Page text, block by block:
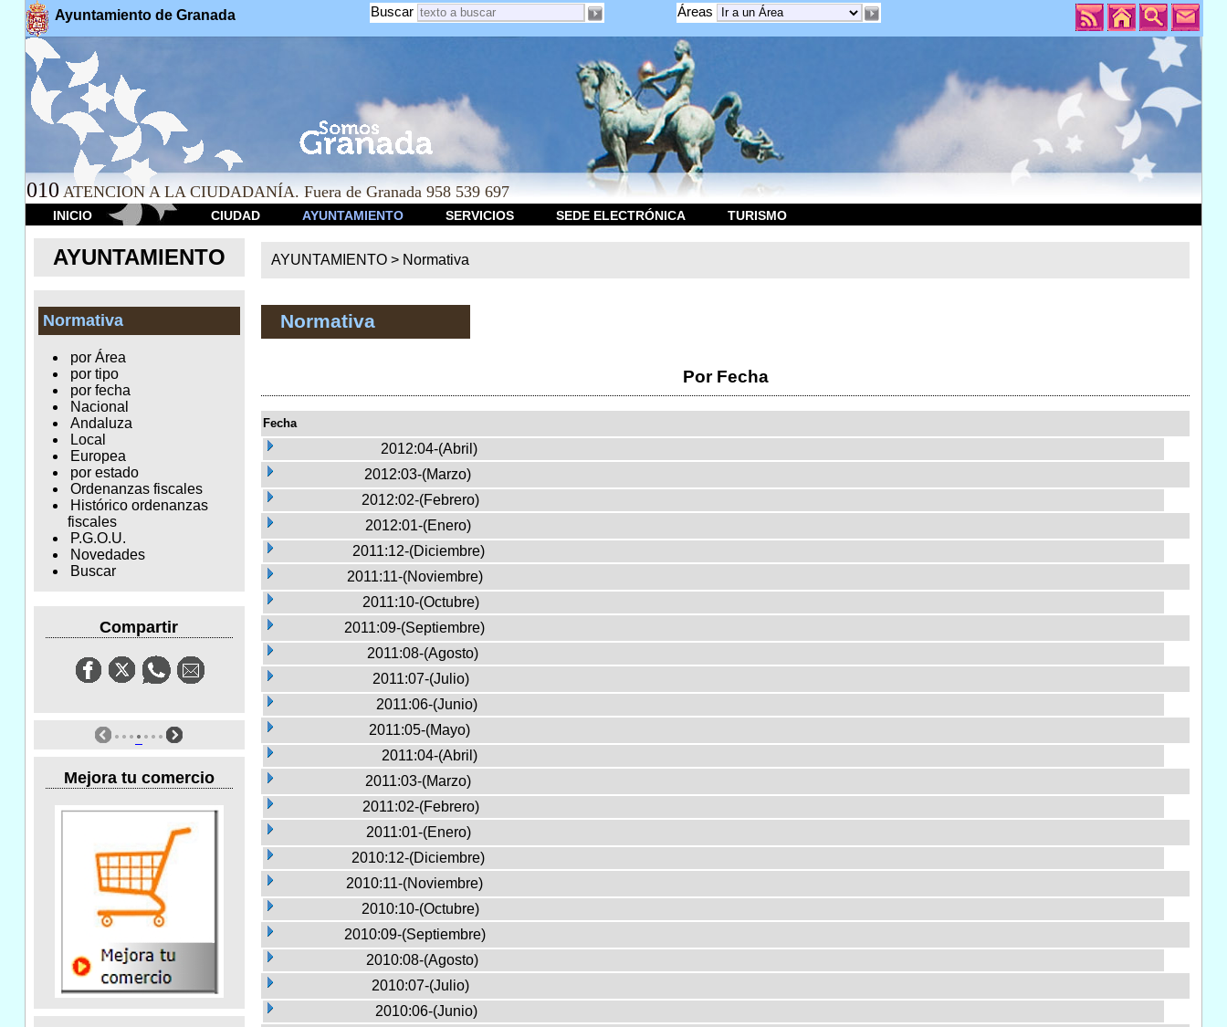
Ayuntamiento de Granada Áreas
Buscar
010 ATENCION A LA CIUDADANÍA. Fuera de Granada 958 539 697
INICIO CIUDAD AYUNTAMIENTO SERVICIOS SEDE ELECTRÓNICA TURISMO
AYUNTAMIENTO
Normativa
por Área
por tipo
por fecha
Nacional
Andaluza
Local
Europea
por estado
Ordenanzas fiscales
Histórico ordenanzas
fiscales
P.G.O.U.
Novedades
Buscar
Compartir
Mejora tu comercio
AYUNTAMIENTO > Normativa
Normativa
Por Fecha
Fecha
2012:04-(Abril)
2012:03-(Marzo)
2012:02-(Febrero)
2012:01-(Enero)
2011:12-(Diciembre)
2011:11-(Noviembre)
2011:10-(Octubre)
2011:09-(Septiembre)
2011:08-(Agosto)
2011:07-(Julio)
2011:06-(Junio)
2011:05-(Mayo)
2011:04-(Abril)
2011:03-(Marzo)
2011:02-(Febrero)
2011:01-(Enero)
2010:12-(Diciembre)
2010:11-(Noviembre)
2010:10-(Octubre)
2010:09-(Septiembre)
2010:08-(Agosto)
2010:07-(Julio)
2010:06-(Junio)